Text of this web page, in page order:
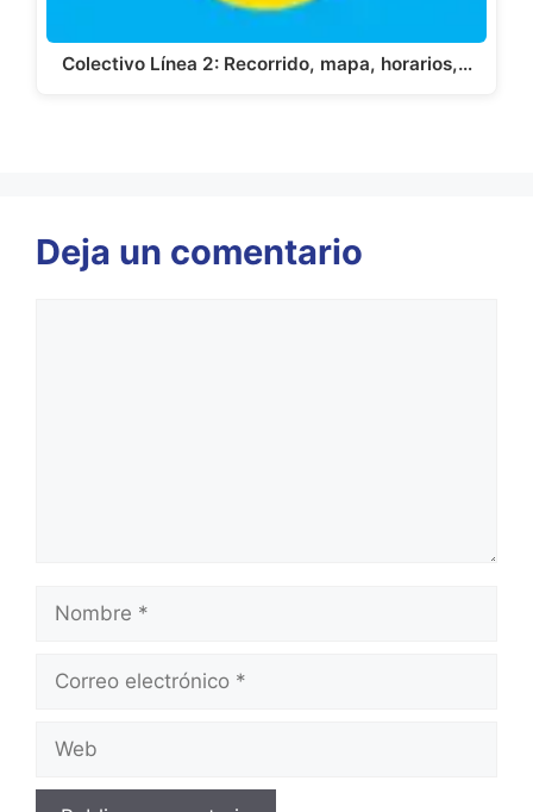
Colectivo Línea 2: Recorrido, mapa, horarios,…
Deja un comentario
Nombre
Correo
Web